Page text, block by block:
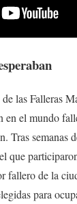
las Falleras
en el mundo
Tras semanas
que
fallero de la
para